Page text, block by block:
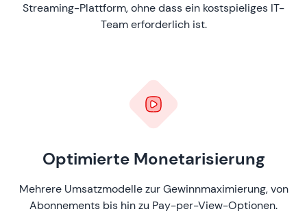
Streaming-Plattform, ohne dass ein kostspieliges IT-
Team erforderlich ist.
Optimierte Monetarisierung
Mehrere Umsatzmodelle zur Gewinnmaximierung, von
Abonnements bis hin zu Pay-per-View-Optionen.